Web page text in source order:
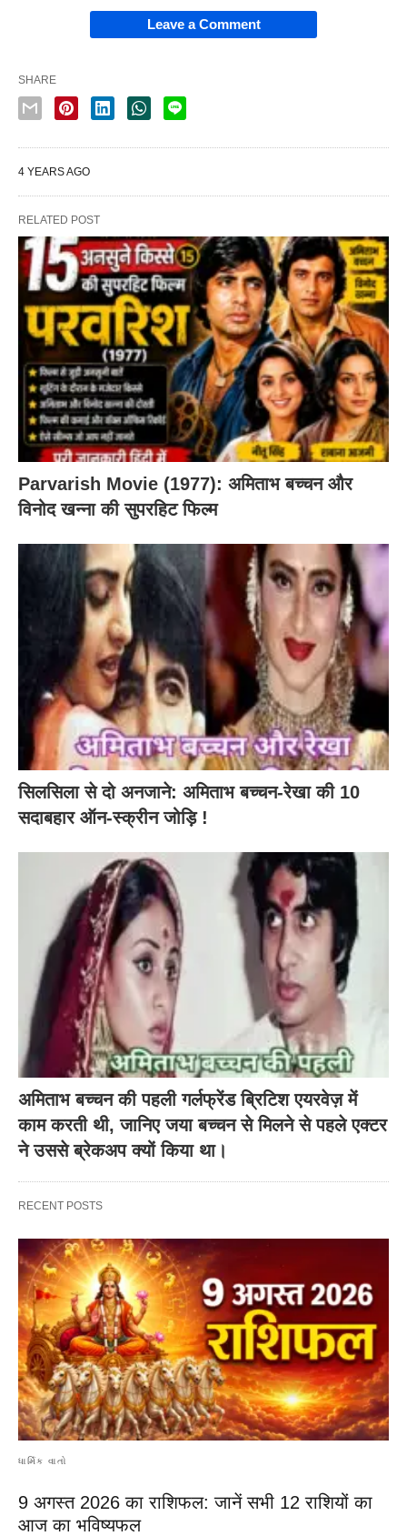
Leave a Comment
SHARE
4 YEARS AGO
RELATED POST
Parvarish Movie (1977): अमिताभ बच्चन और
विनोद खन्ना की सुपरहिट फिल्म
सिलसिला से दो अनजाने: अमिताभ बच्चन-रेखा की 10
सदाबहार ऑन-स्क्रीन जोड़ि !
अमिताभ बच्चन की पहली गर्लफ्रेंड ब्रिटिश एयरवेज़ में
काम करती थी, जानिए जया बच्चन से मिलने से पहले एक्टर
ने उससे ब्रेकअप क्यों किया था।
RECENT POSTS
ધાર્મિક વાતો
9 अगस्त 2026 का राशिफल: जानें सभी 12 राशियों का
आज का भविष्यफल